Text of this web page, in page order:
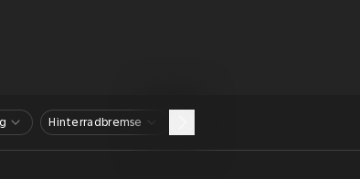
Hinterradbremse